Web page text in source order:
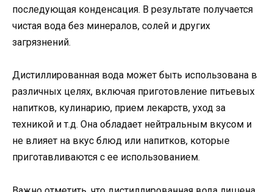
последующая конденсация. В результате получается
чистая вода без минералов, солей и других
загрязнений.
Дистиллированная вода может быть использована в
различных целях, включая приготовление питьевых
напитков, кулинарию, прием лекарств, уход за
техникой и т.д. Она обладает нейтральным вкусом и
не влияет на вкус блюд или напитков, которые
приготавливаются с ее использованием.